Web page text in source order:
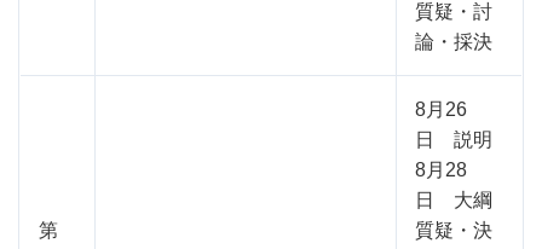
質疑・討
論・採決
第
8月26
日 説明
8月28
日 大綱
質疑・決